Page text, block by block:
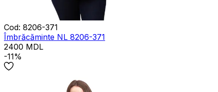
Cod: 8206-371
Îmbrăcăminte NL 8206-371
2400 MDL
-11%